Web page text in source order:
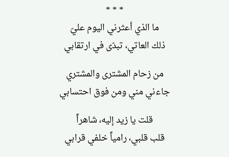
* * *
ما الذي أعثرني اليوم عليّ
ذلك العاتي، تبدّى في ارتقابي
من زحام المشترى والمشتري
جاءني مني ومن فوق احتسابي
قلت يا زيد إليه، شاهراً
قلب قلبي، رامياً خلفي قرابي